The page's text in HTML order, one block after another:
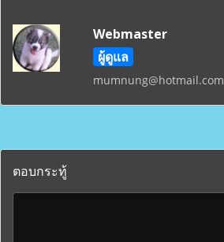
Webmaster
ผู้ดูแล
mumnung@hotmail.com
ตอบกระทู้